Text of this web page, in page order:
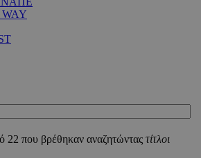
22 που βρέθηκαν αναζητώντας τίτλοι